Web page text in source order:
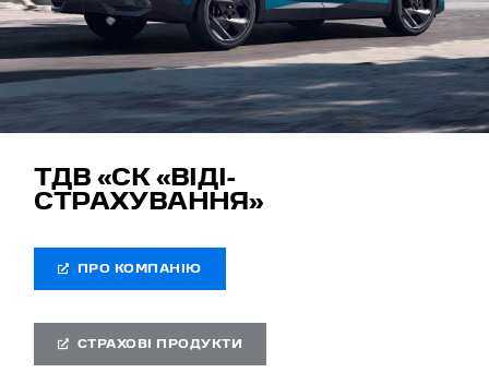
ТДВ «СК «ВІДІ-
СТРАХУВАННЯ»
ПРО КОМПАНІЮ
СТРАХОВІ ПРОДУКТИ